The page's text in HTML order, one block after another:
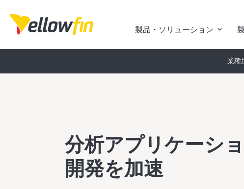
製品・ソリューション
業種
分析アプリケーシ
開発を加速